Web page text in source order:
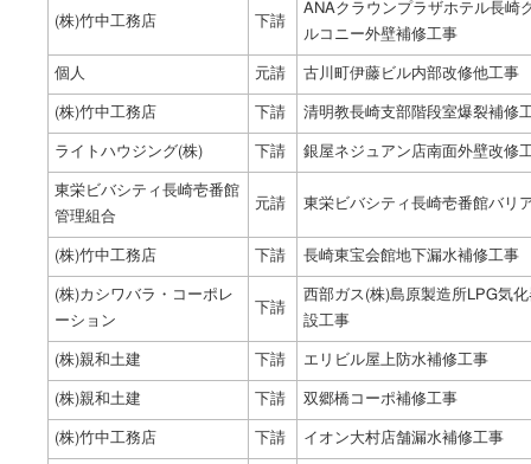
(株)竹中工務店 下請
ANAクラウンプラザホテル長
ルコニー外壁補修工事
個人 元請 古川町伊藤ビル内部改修他工事
(株)竹中工務店 下請 清明教長崎支部階段室爆裂補修
ライトハウジング(株) 下請 銀屋ネジュアン店南面外壁改修
東栄ビバシティ長崎壱番館
管理組合
元請 東栄ビバシティ長崎壱番館バリ
(株)竹中工務店 下請 長崎東宝会館地下漏水補修工事
(株)カシワバラ・コーポレ
ーション
下請
西部ガス(株)島原製造所LPG気
設工事
(株)親和土建 下請 エリビル屋上防水補修工事
(株)親和土建 下請 双郷橋コーポ補修工事
(株)竹中工務店 下請 イオン大村店舗漏水補修工事